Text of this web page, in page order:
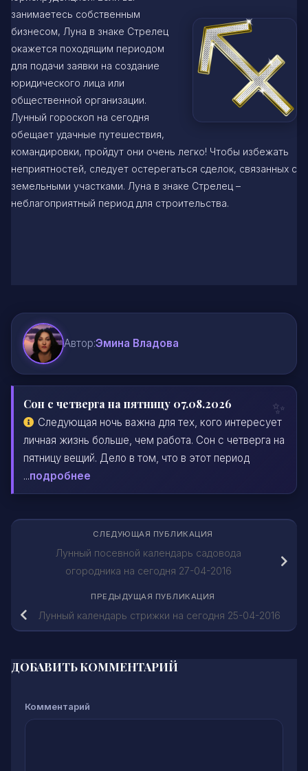
занимаетесь собственным
бизнесом, Луна в знаке Стрелец
окажется походящим периодом
для подачи заявки на создание
юридического лица или
общественной организации.
Лунный гороскоп на сегодня
обещает удачные путешествия,
командировки, пройдут они очень легко! Чтобы избежать
неприятностей, следует остерегаться сделок, связанных с
земельными участками. Луна в знаке Стрелец –
неблагоприятный период для строительства.
Автор:Эмина Владова
Сон с четверга на пятницу 07.08.2026
Следующая ночь важна для тех, кого интересует
личная жизнь больше, чем работа. Сон с четверга на
пятницу вещий. Дело в том, что в этот период
...подробнее
СЛЕДУЮЩАЯ ПУБЛИКАЦИЯ
Лунный посевной календарь садовода
огородника на сегодня 27-04-2016
ПРЕДЫДУЩАЯ ПУБЛИКАЦИЯ
Лунный календарь стрижки на сегодня 25-04-2016
ДОБАВИТЬ КОММЕНТАРИЙ
Комментарий